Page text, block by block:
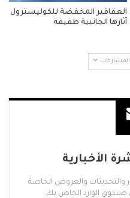
العقاقير المخفضة للكوليسترول
آثارها الجانبية طفيفة
الأخبارية
والتحديثات والعروض الخاصة
صندوق الوارد الخاص بك.